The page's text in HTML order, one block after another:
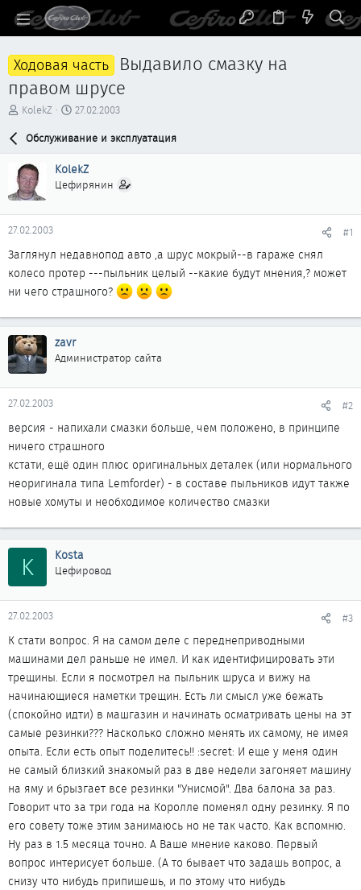
Ходовая часть Выдавило смазку на
правом шрусе
А
р
т
е
м
ы
KolekZ
Д
т
н
а
а
27.02.2003
Обслуживание и эксплуатация
KolekZ
Цефирянин
27.02.2003 #1
Заглянул недавнопод авто ,а шрус мокрый--в гараже снял
колесо протер ---пыльник целый --какие будут мнения,? может
ни чего страшного?
zavr
Администратор сайта
27.02.2003 #2
версия - напихали смазки больше, чем положено, в принципе
ничего страшного
кстати, ещё один плюс оригинальных деталек (или нормального
неоригинала типа Lemforder) - в составе пыльников идут также
новые хомуты и необходимое количество смазки
K Kosta
Цефировод
27.02.2003 #3
К стати вопрос. Я на самом деле с переднеприводными
машинами дел раньше не имел. И как идентифицировать эти
трещины. Если я посмотрел на пыльник шруса и вижу на
начинающиеся наметки трещин. Есть ли смысл уже бежать
(спокойно идти) в машгазин и начинать осматривать цены на эт
самые резинки??? Насколько сложно менять их самому, не имея
опыта. Если есть опыт поделитесь!! :secret: И еще у меня один
не самый близкий знакомый раз в две недели загоняет машину
на яму и брызгает все резинки "Унисмой". Два балона за раз.
Говорит что за три года на Королле поменял одну резинку. Я по
его совету тоже этим занимаюсь но не так часто. Как вспомню.
Ну раз в 1.5 месяца точно. А Ваше мнение каково. Первый
вопрос интерисует больше. (А то бывает что задашь вопрос, а
снизу что нибудь припишешь, и по этому что нибудь